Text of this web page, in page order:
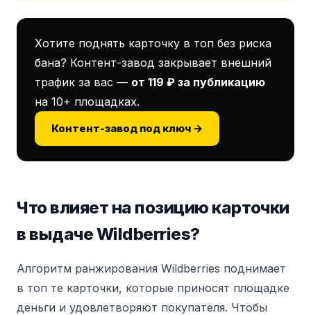
Хотите поднять карточку в топ без риска
бана? Контент-завод закрывает внешний
трафик за вас — от 119 ₽ за публикацию
на 10+ площадках.
Контент-завод под ключ →
Что влияет на позицию карточки
в выдаче Wildberries?
Алгоритм ранжирования Wildberries поднимает
в топ те карточки, которые приносят площадке
деньги и удовлетворяют покупателя. Чтобы